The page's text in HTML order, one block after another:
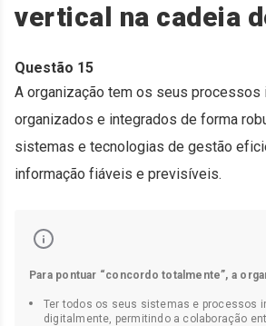
vertical na cadeia
Questão 15
A organização tem os seus processos
organizados e integrados de forma
sistemas e tecnologias de gestão
informação fiáveis e previsíveis.
Para pontuar “concordo totalmente”, a
Ter todos os seus sistemas e processos
digitalmente, permitindo a colaboração